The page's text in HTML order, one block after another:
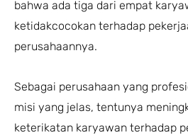
bahwa ada tiga dari empat
ketidakcocokan terhadap
perusahaannya.
Sebagai perusahaan yang
misi yang jelas, tentunya
keterikatan karyawan terhadap